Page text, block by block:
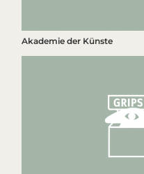
Akademie der Künste